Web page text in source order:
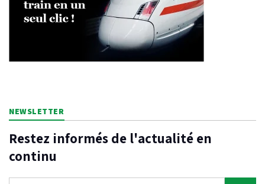
NEWSLETTER
Restez informés de l'actualité en
continu